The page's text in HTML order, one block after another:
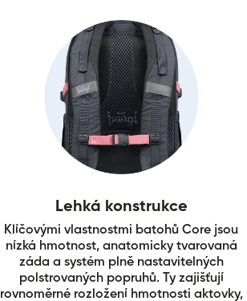
Lehká konstrukce
Klíčovými vlastnostmi batohů Core jsou
nízká hmotnost, anatomicky tvarovaná
záda a systém plně nastavitelných
polstrovaných popruhů. Ty zajišťují
rovnoměrné rozložení hmotnosti aktovky,